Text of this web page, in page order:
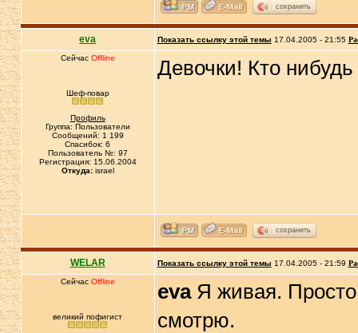
сохранить
eva Показать ссылку этой темы 17.04.2005 - 21:55
Сейчас Offline
Шеф-повар
Профиль
Группа: Пользователи
Сообщений: 1 199
Спасибок: 6
Пользователь №: 97
Регистрация: 15.06.2004
Откуда:israel
Девочки! Кто
сохранить
WELAR Показать ссылку этой темы 17.04.2005 - 21:59
Сейчас Offline
великий пофигист
evaЯ живая. Просто
смотрю.